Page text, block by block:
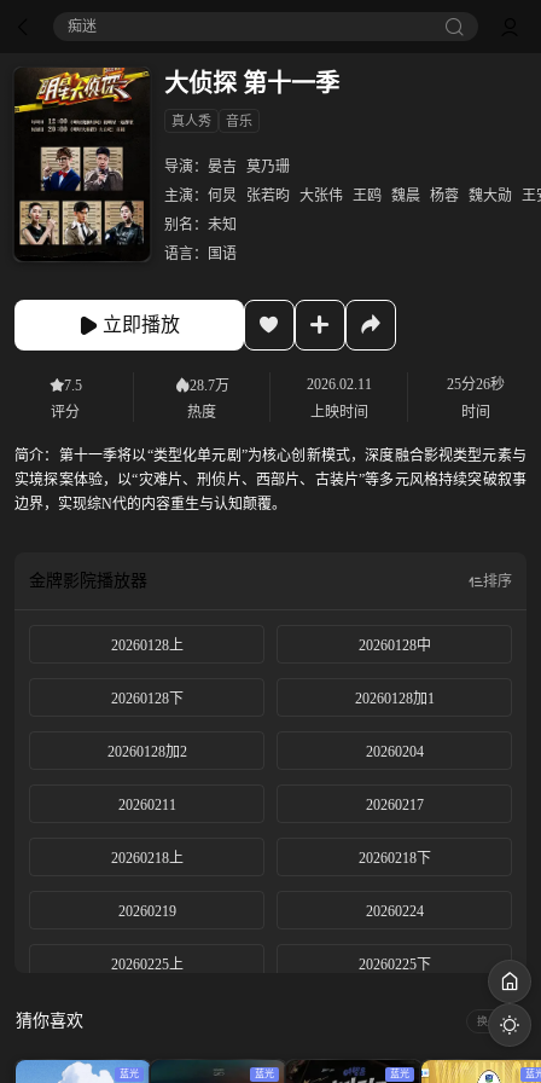
痴迷
大侦探 第十一季
真人秀 音乐
导演： 晏吉 莫乃珊
主演： 何炅 张若昀 大张伟 王鸥 魏晨 杨蓉 魏大勋
王
别名： 未知
语言：
国语
立即播放
7.5
评分
28.7万
热度
2026.02.11
上映时间
25分26秒
时间
简介： 第十一季将以“类型化单元剧”为核心创新模式，深度融合影视类型元素与
实境探案体验，以“灾难片、刑侦片、西部片、古装片”等多元风格持续突破叙事
边界，实现综N代的内容重生与认知颠覆。
金牌影院播放器 排序
20260128上 20260128中
20260128下 20260128加1
20260128加2 20260204
20260211 20260217
20260218上 20260218下
20260219 20260224
20260225上 20260225下
20260304上 20260304下
猜你喜欢 换一换
蓝光 蓝光 蓝光 蓝